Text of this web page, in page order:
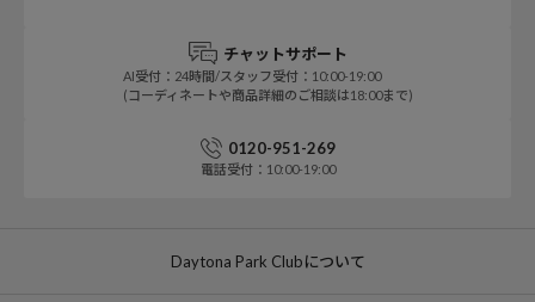
チャットサポート
AI受付：24時間/スタッフ受付：10:00-19:00
(コーディネートや商品詳細のご相談は18:00まで)
0120-951-269
電話受付：10:00-19:00
Daytona Park Clubについて